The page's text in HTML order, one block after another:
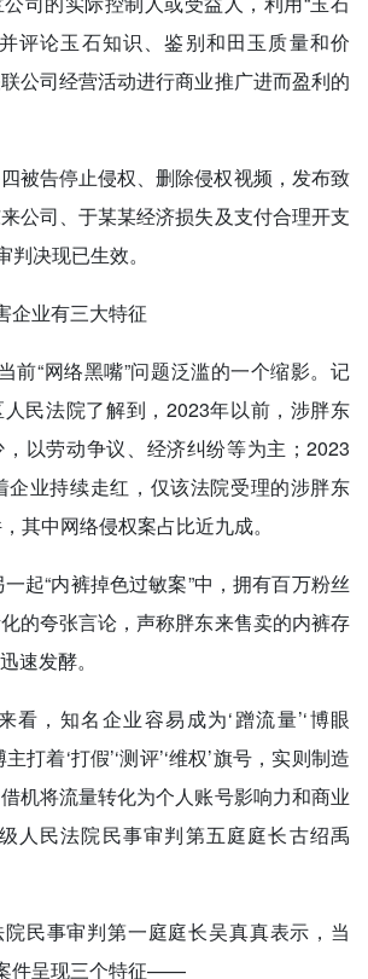
评论玉石知识、鉴别和田玉质量和价
公司经营活动进行商业推广进而盈利的
被告停止侵权、删除侵权视频，发布致
公司、于某某经济损失及支付合理开支
决现已生效。
企业有三大特征
前“网络黑嘴”问题泛滥的一个缩影。记
民法院了解到，2023年以前，涉胖东
以劳动争议、经济纠纷等为主；2023
企业持续走红，仅该法院受理的涉胖东
其中网络侵权案占比近九成。
起“内裤掉色过敏案”中，拥有百万粉丝
的夸张言论，声称胖东来售卖的内裤存
速发酵。
看，知名企业容易成为‘蹭流量’‘博眼
打着‘打假’‘测评’‘维权’旗号，实则制造
机将流量转化为个人账号影响力和商业
人民法院民事审判第五庭庭长古绍禹
民事审判第一庭庭长吴真真表示，当
件呈现三个特征——